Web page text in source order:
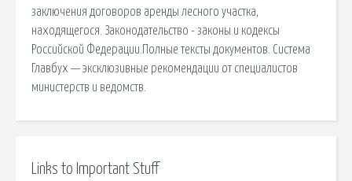
заключения договоров аренды лесного участка,
находящегося. Законодательство - законы и кодексы
Российской Федерации.Полные тексты документов. Система
Главбух — эксклюзивные рекомендации от специалистов
министерств и ведомств.
Links to Important Stuff